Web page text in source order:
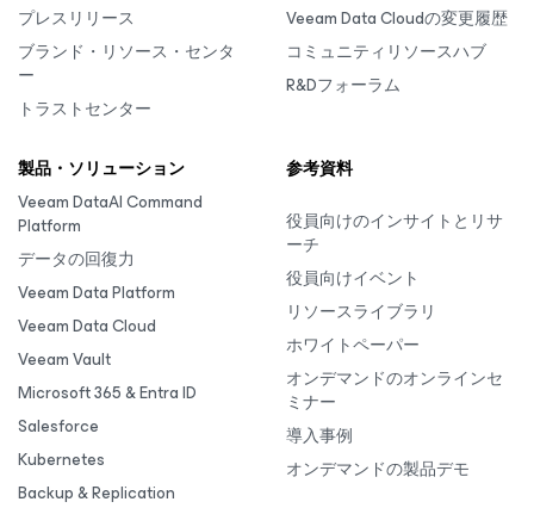
プレスリリース
ブランド・リソース・センタ
ー
トラストセンター
Veeam Data Cloudの変更履歴
コミュニティリソースハブ
R&Dフォーラム
製品・ソリューション
Veeam DataAI Command
Platform
データの回復力
Veeam Data Platform
Veeam Data Cloud
Veeam Vault
Microsoft 365 & Entra ID
Salesforce
Kubernetes
Backup & Replication
参考資料
役員向けのインサイトとリサ
ーチ
役員向けイベント
リソースライブラリ
ホワイトペーパー
オンデマンドのオンラインセ
ミナー
導入事例
オンデマンドの製品デモ